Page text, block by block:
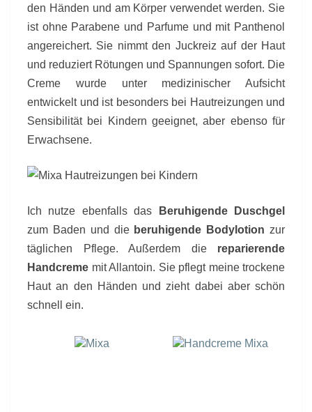
den Händen und am Körper verwendet werden. Sie
ist ohne Parabene und Parfume und mit Panthenol
angereichert. Sie nimmt den Juckreiz auf der Haut
und reduziert Rötungen und Spannungen sofort. Die
Creme wurde unter medizinischer Aufsicht
entwickelt und ist besonders bei Hautreizungen und
Sensibilität bei Kindern geeignet, aber ebenso für
Erwachsene.
Ich nutze ebenfalls das
Beruhigende Duschgel
zum Baden und die beruhigende Bodylotion zur
täglichen Pflege. Außerdem die reparierende
Handcreme mit Allantoin. Sie pflegt meine trockene
Haut an den Händen und zieht dabei aber schön
schnell ein.